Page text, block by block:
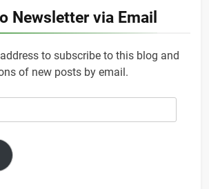
Newsletter via Email
to subscribe to this blog and
of new posts by email.